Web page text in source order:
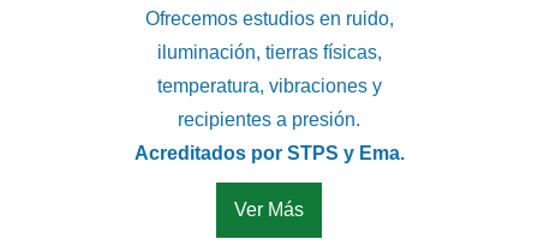
Ofrecemos estudios en ruido,
iluminación, tierras físicas,
temperatura, vibraciones y
recipientes a presión.
Acreditados por STPS y Ema.
Ver Más